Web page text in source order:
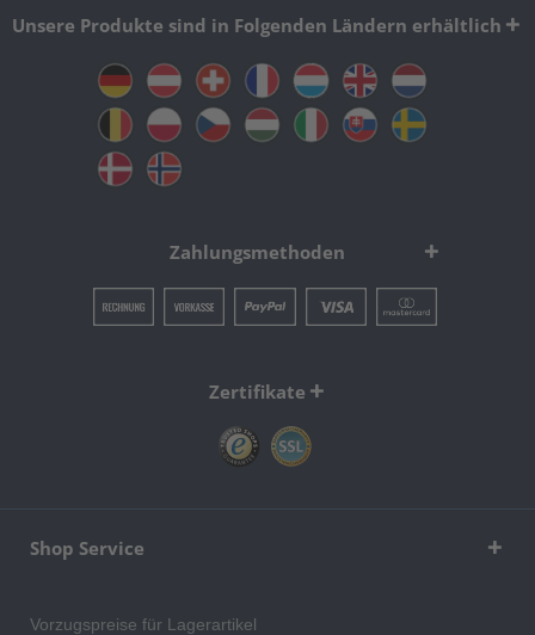
Unsere Produkte sind in Folgenden Ländern erhältlich
Zahlungsmethoden
Zertifikate
Shop Service
Vorzugspreise für Lagerartikel